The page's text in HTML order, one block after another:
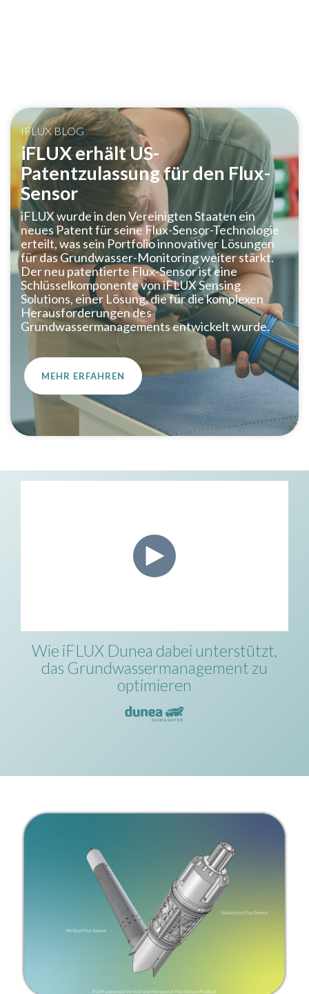
IFLUX BLOG
iFLUX erhält US-
Patentzulassung für den Flux-
Sensor
iFLUX wurde in den Vereinigten Staaten ein
neues Patent für seine Flux-Sensor-Technologie
erteilt, was sein Portfolio innovativer Lösungen
für das Grundwasser-Monitoring weiter stärkt.
Der neu patentierte Flux-Sensor ist eine
Schlüsselkomponente von iFLUX Sensing
Solutions, einer Lösung, die für die komplexen
Herausforderungen des
Grundwassermanagements entwickelt wurde.
MEHR ERFAHREN
Wie iFLUX Dunea dabei unterstützt,
das Grundwassermanagement zu
optimieren